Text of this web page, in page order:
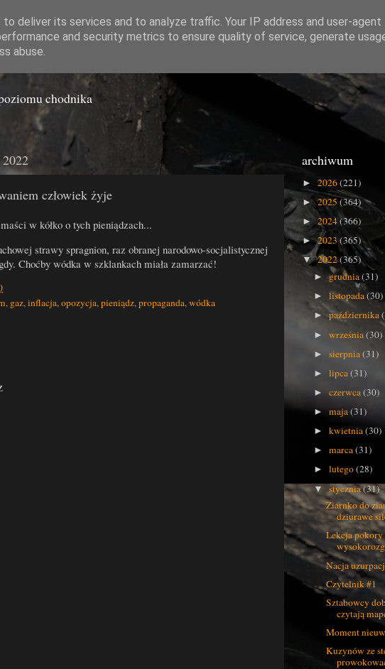
Gówna
chodnika
człowiek żyje
w kółko o tych pieniądzach...
strawy spragnion, raz obranej narodowo-socjalistycznej
Choćby wódka w szklankach miała zamarzać!
, gaz,inflacja,opozycja,pieniądz,propaganda,wódka
archiwum
► 2026(221)
►2025(364)
► 2024(366)
►2023(365)
▼2022(365)
►grudnia(31)
►listopada(30)
►października
►września(30)
►sierpnia(31)
►lipca(31)
►czerwca(30)
►maja(31)
►kwietnia(30)
►marca(31)
►lutego(28)
▼stycznia(31)
Ziarnko do
dziurawe
Lekcja
Nacja
Czytelnik #1
Sztabowcy
czytają
Moment
Kuzynów ze
deliver its services and to analyze traffic. Your IP address and user-agent
and security metrics to ensure quality of service, generate
abuse.